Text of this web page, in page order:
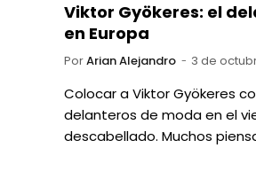
Viktor Gyökeres: el
en Europa
PorArian Alejandro 3 de
Colocar a Viktor Gyökeres
delanteros de moda en el
descabellado. Muchos